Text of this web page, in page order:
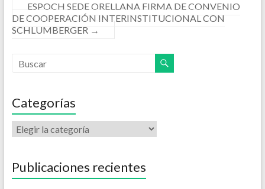
ESPOCH SEDE ORELLANA FIRMA DE CONVENIO
DE COOPERACIÓN INTERINSTITUCIONAL CON
SCHLUMBERGER →
Categorías
Publicaciones recientes